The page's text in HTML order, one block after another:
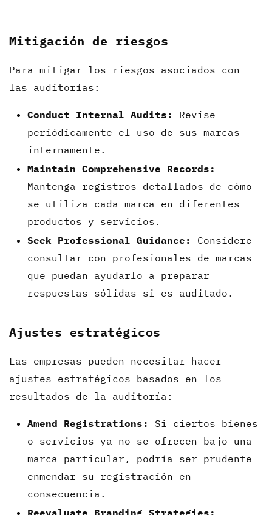
Mitigación de riesgos
Para mitigar los riesgos asociados con
las auditorías:
Conduct Internal Audits:
Revise
periódicamente el uso de sus marcas
internamente.
Maintain Comprehensive Records:
Mantenga registros detallados de cómo
se utiliza cada marca en diferentes
productos y servicios.
Seek Professional Guidance:
Considere
consultar con profesionales de marcas
que puedan ayudarlo a preparar
respuestas sólidas si es auditado.
Ajustes estratégicos
Las empresas pueden necesitar hacer
ajustes estratégicos basados en los
resultados de la auditoría:
Amend Registrations:
Si ciertos bienes
o servicios ya no se ofrecen bajo una
marca particular, podría ser prudente
enmendar su registración en
consecuencia.
Reevaluate Branding Strategies: